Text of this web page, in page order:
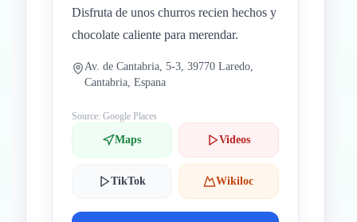
Disfruta de unos churros recien hechos y
chocolate caliente para merendar.
Av. de Cantabria, 5-3, 39770 Laredo,
Cantabria, Espana
Source: Google Places
Maps Videos
TikTok Wikiloc